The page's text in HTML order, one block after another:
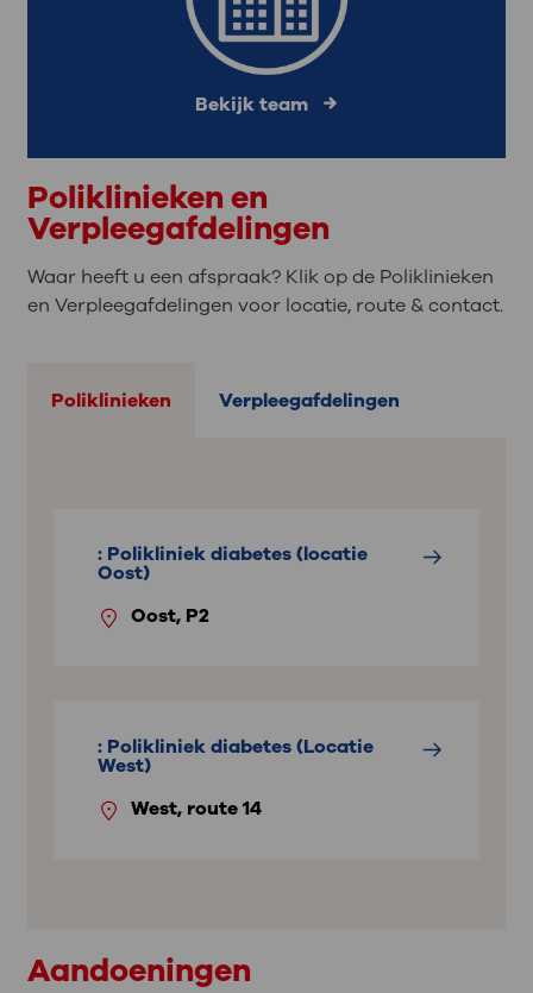
Bekijk team
Poliklinieken en
Verpleegafdelingen
Waar heeft u een afspraak? Klik op de Poliklinieken
en Verpleegafdelingen voor locatie, route & contact.
Poliklinieken Verpleegafdelingen
: Polikliniek diabetes (locatie
Oost)
Oost, P2
: Polikliniek diabetes (Locatie
West)
West, route 14
Aandoeningen